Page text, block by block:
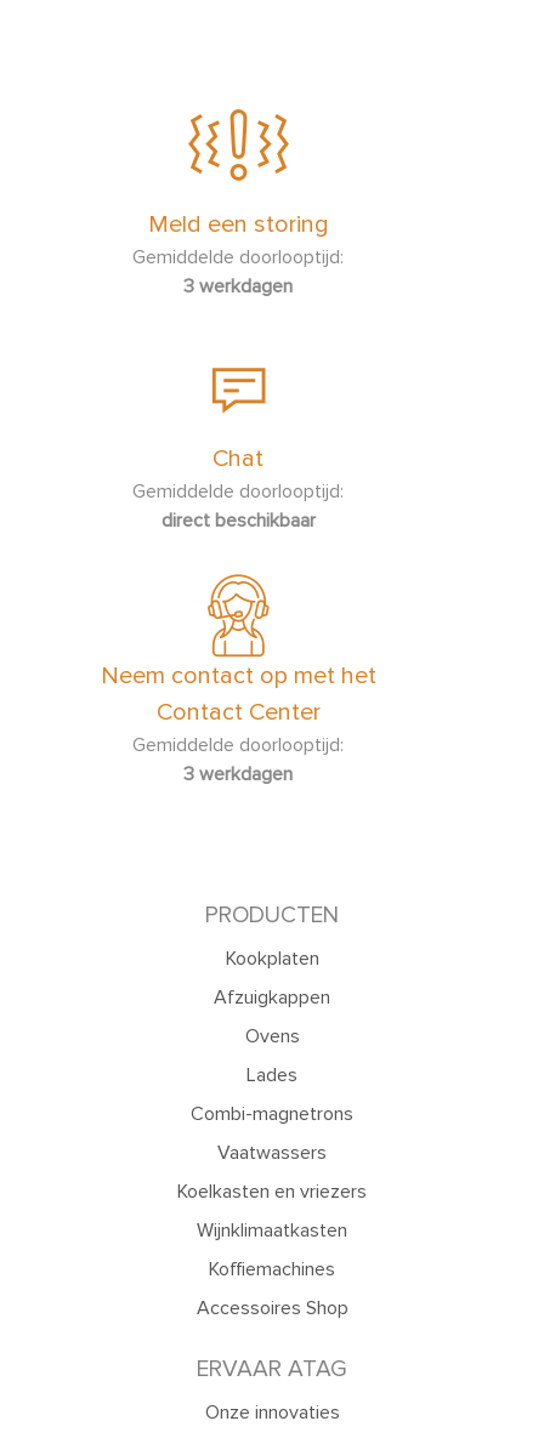
Meld een storing
Gemiddelde doorlooptijd:
3 werkdagen
Chat
Gemiddelde doorlooptijd:
direct beschikbaar
Neem contact op met het
Contact Center
Gemiddelde doorlooptijd:
3 werkdagen
PRODUCTEN
Kookplaten
Afzuigkappen
Ovens
Lades
Combi-magnetrons
Vaatwassers
Koelkasten en vriezers
Wijnklimaatkasten
Koffiemachines
Accessoires Shop
ERVAAR ATAG
Onze innovaties